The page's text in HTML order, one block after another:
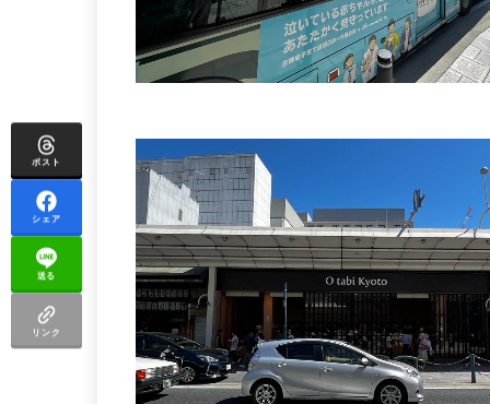
ポスト
シェア
送る
リンク